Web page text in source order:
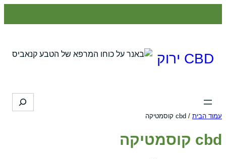
CBD ירוק
Search
עמוד הבית / cbd קוסמטיקה
cbd קוסמטיקה